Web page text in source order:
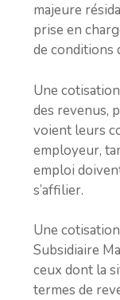
majeure
prise en
de conditions
Une
des revenus,
voient leurs
employeur,
emploi
s’affilier.
Une
Subsidiaire
ceux dont la
termes de